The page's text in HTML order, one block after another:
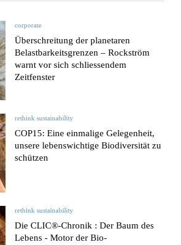
corporate
Überschreitung der planetaren
Belastbarkeitsgrenzen – Rockström
warnt vor sich schliessendem
Zeitfenster
rethink sustainability
COP15: Eine einmalige Gelegenheit,
unsere lebenswichtige Biodiversität zu
schützen
rethink sustainability
Die CLIC®-Chronik : Der Baum des
Lebens - Motor der Bio-